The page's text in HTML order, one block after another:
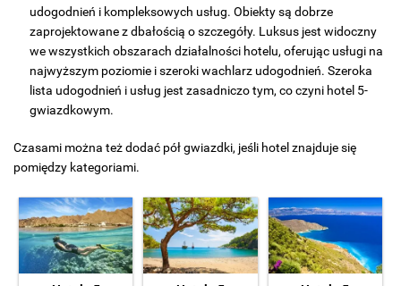
udogodnień i kompleksowych usług. Obiekty są dobrze
zaprojektowane z dbałością o szczegóły. Luksus jest widoczny
we wszystkich obszarach działalności hotelu, oferując usługi na
najwyższym poziomie i szeroki wachlarz udogodnień. Szeroka
lista udogodnień i usług jest zasadniczo tym, co czyni hotel 5-
gwiazdkowym.
Czasami można też dodać pół gwiazdki, jeśli hotel znajduje się
pomiędzy kategoriami.